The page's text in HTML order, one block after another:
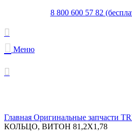
8 800 600 57 82
Меню
Главная Оригинальные запчасти
КОЛЬЦО, ВИТОН 81,2X1,78